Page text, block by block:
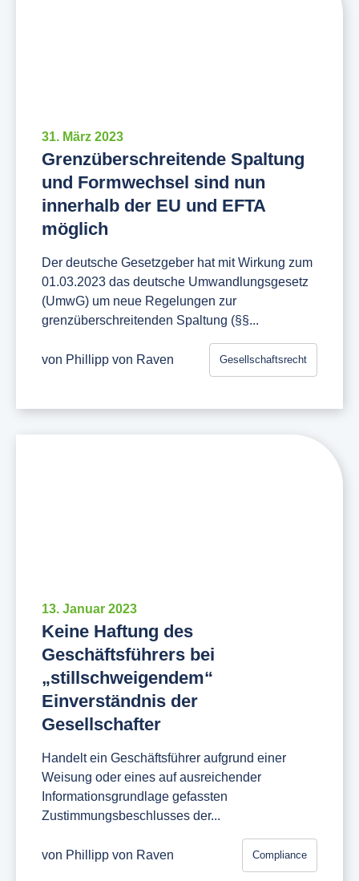
31. März 2023
Grenzüberschreitende Spaltung
und Formwechsel sind nun
innerhalb der EU und EFTA
möglich
Der deutsche Gesetzgeber hat mit Wirkung zum
01.03.2023 das deutsche Umwandlungsgesetz
(UmwG) um neue Regelungen zur
grenzüberschreitenden Spaltung (§§...
von Phillipp von Raven Gesellschaftsrecht
13. Januar 2023
Keine Haftung des
Geschäftsführers bei
„stillschweigendem“
Einverständnis der
Gesellschafter
Handelt ein Geschäftsführer aufgrund einer
Weisung oder eines auf ausreichender
Informationsgrundlage gefassten
Zustimmungsbeschlusses der...
von Phillipp von Raven Compliance